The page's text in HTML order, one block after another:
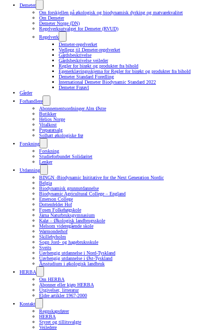
Demeter
Om forskjellen på økologisk og biodynamisk dyrking og matvarekvalitet
Om Demeter
Demeter Norge (DN)
Regelverksutvalget for Demeter (RVUD)
Regelverk
Demeter-regelverket
Vedlegg til Demeter-regelverket
Gårdsbeskrivelse
Gårdsbeskrivelse veileder
Regler for birøkt og produkter fra bihold
Egenerklæringsskjema for Regler for birøkt og produkter fra bihold
Demeter Standard Foredling
International Demeter Biodynamic Standard 2022
Demeter Frøavl
Gårder
Forhandlere
Abonnementsordninger Alm Østre
Butikker
Helios Norge
Vitalkost
Preparatsalg
Solhatt økologiske frø
Forskning
Forskning
Studieforbundet Solidaritet
Lenker
Utdanning
BINGN -Biodynamic Inititative for the Next Generation Nordic
Belgia
Biodynamisk grunnutdannelse
Biodynamic Agricultural College – England
Emerson College
Dottenfelder Hof
Fosen Folkehøgskole
Järna Naturbruksgymnasium
Kalø – Økologisk landbrugsskole
Melsom videregående skole
Warmonderhof
Skillebyholm
Sogn Jord- og hagebruksskule
Sveits
Uavhengig utdannelse i Nord-Tyskland
Uavhengig utdannelse i Øst-Tyskland
Årsstudium i økologisk landbruk
HERBA
Om HERBA
Abonner eller kjøp HERBA
Utgivelser, litteratur
Eldre artikler 1967-2000
Kontakt
Regnskapsfører
HERBA
Styret og tillitsvalgte
Veiledere